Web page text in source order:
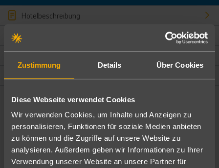
Zustimmung Details Über Cookies
Diese Webseite verwendet Cookies
Wir verwenden Cookies, um Inhalte und Anzeigen zu
personalisieren, Funktionen für soziale Medien anbieten
zu können und die Zugriffe auf unsere Website zu
analysieren. Außerdem geben wir Informationen zu Ihrer
Verwendung unserer Website an unsere Partner für
Hotelbeschreibung
Bewertungen
Ändere die Kriterien nach deinen Wünschen
Pauschal Nur Hotel